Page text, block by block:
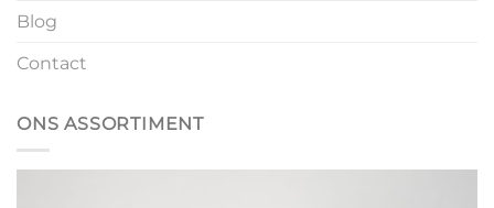
Blog
Contact
ONS ASSORTIMENT